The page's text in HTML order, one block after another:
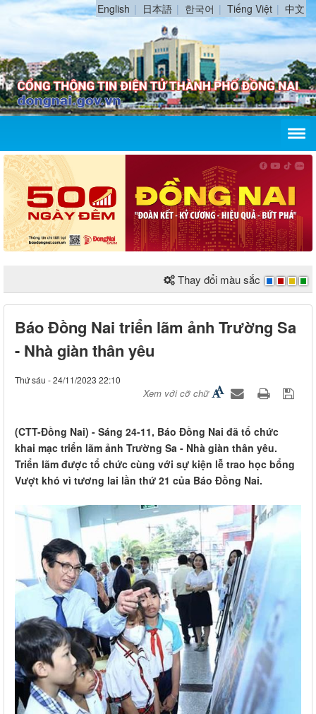
English 日本語 한국어 Tiếng Việt 中文
Thay đổi màu sắc
Báo Đồng Nai triển lãm ảnh Trường Sa
- Nhà giàn thân yêu
Thứ sáu - 24/11/2023 22:10
Xem với cỡ chữ
(CTT-Đồng Nai) - Sáng 24-11, Báo Đồng Nai đã tổ chức
khai mạc triển lãm ảnh Trường Sa - Nhà giàn thân yêu.
Triển lãm được tổ chức cùng với sự kiện lễ trao học bổng
Vượt khó vì tương lai lần thứ 21 của Báo Đồng Nai.